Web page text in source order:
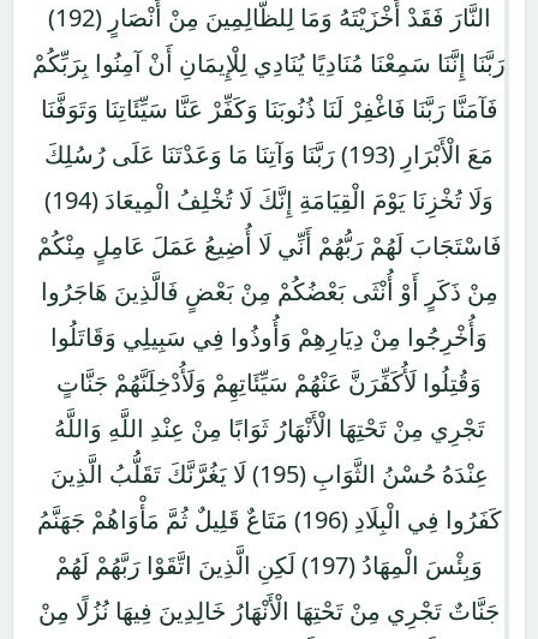
النَّارَ فَقَدْ أَخْزَيْتَهُ وَمَا لِلظَّالِمِينَ مِنْ أَنْصَارٍ (192)
رَبَّنَا إِنَّنَا سَمِعْنَا مُنَادِيًا يُنَادِي لِلْإِيمَانِ أَنْ آمِنُوا بِرَبِّكُمْ
فَآمَنَّا رَبَّنَا فَاغْفِرْ لَنَا ذُنُوبَنَا وَكَفِّرْ عَنَّا سَيِّئَاتِنَا وَتَوَفَّنَا
مَعَ الْأَبْرَارِ (193) رَبَّنَا وَآتِنَا مَا وَعَدْتَنَا عَلَى رُسُلِكَ
وَلَا تُخْزِنَا يَوْمَ الْقِيَامَةِ إِنَّكَ لَا تُخْلِفُ الْمِيعَادَ (194)
فَاسْتَجَابَ لَهُمْ رَبُّهُمْ أَنِّي لَا أُضِيعُ عَمَلَ عَامِلٍ مِنْكُمْ
مِنْ ذَكَرٍ أَوْ أُنْثَى بَعْضُكُمْ مِنْ بَعْضٍ فَالَّذِينَ هَاجَرُوا
وَأُخْرِجُوا مِنْ دِيَارِهِمْ وَأُوذُوا فِي سَبِيلِي وَقَاتَلُوا
وَقُتِلُوا لَأُكَفِّرَنَّ عَنْهُمْ سَيِّئَاتِهِمْ وَلَأُدْخِلَنَّهُمْ جَنَّاتٍ
تَجْرِي مِنْ تَحْتِهَا الْأَنْهَارُ ثَوَابًا مِنْ عِنْدِ اللَّهِ وَاللَّهُ
عِنْدَهُ حُسْنُ الثَّوَابِ (195) لَا يَغُرَّنَّكَ تَقَلُّبُ الَّذِينَ
كَفَرُوا فِي الْبِلَادِ (196) مَتَاعٌ قَلِيلٌ ثُمَّ مَأْوَاهُمْ جَهَنَّمُ
وَبِئْسَ الْمِهَادُ (197) لَكِنِ الَّذِينَ اتَّقَوْا رَبَّهُمْ لَهُمْ
جَنَّاتٌ تَجْرِي مِنْ تَحْتِهَا الْأَنْهَارُ خَالِدِينَ فِيهَا نُزُلًا مِنْ